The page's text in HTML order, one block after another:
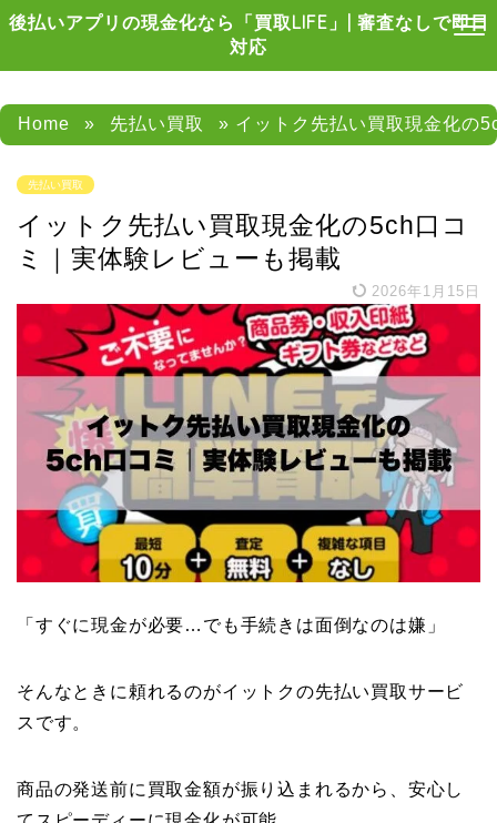
後払いアプリの現金化なら「買取LIFE」| 審査なしで即日
対応
Home » 先払い買取 » イットク先払い買取現金化の
先払い買取
イットク先払い買取現金化の5ch口コ
ミ｜実体験レビューも掲載
2026年1月15日
「すぐに現金が必要…でも手続きは面倒なのは嫌」
そんなときに頼れるのがイットクの先払い買取サービ
スです。
商品の発送前に買取金額が振り込まれるから、安心し